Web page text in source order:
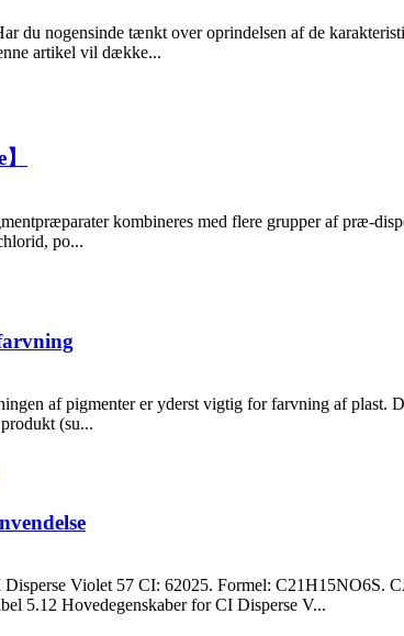
du nogensinde tænkt over oprindelsen af ​​de
artikel vil dække...
kombineres med flere grupper af præ-
po...
af ​​pigmenter er yderst vigtig for farvning af plast.
(su...
Violet 57 CI: 62025. Formel: C21H15NO6S.
5.12 Hovedegenskaber for CI Disperse V...